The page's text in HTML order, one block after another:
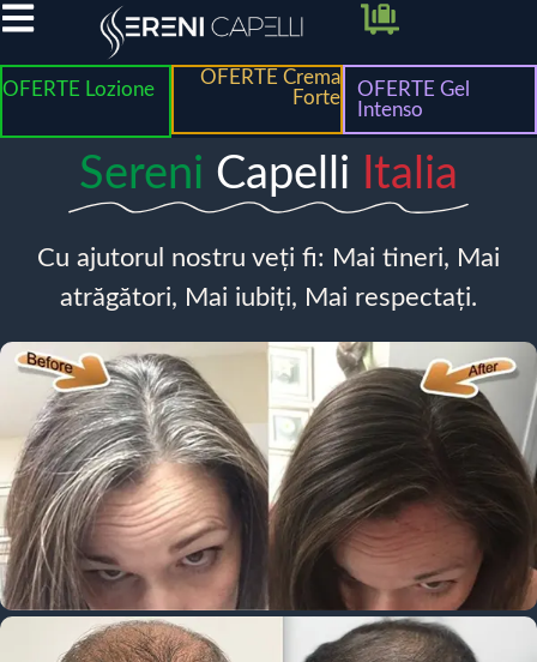
OFERTE Lozione
OFERTE Crema
Forte
OFERTE Gel
Intenso
Sereni Capelli Italia
Cu ajutorul nostru veți fi: Mai tineri, Mai
atrăgători, Mai iubiți, Mai respectați.